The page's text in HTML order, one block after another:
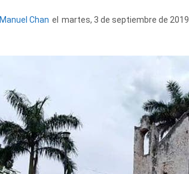
Manuel Chan el martes, 3 de septiembre de 2019